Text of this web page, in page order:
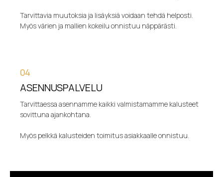
Tarvittavia muutoksia ja lisäyksiä voidaan tehdä helposti.
Myös värien ja mallien kokeilu onnistuu näppärästi.
04
ASENNUSPALVELU
Tarvittaessa asennamme kaikki valmistamamme kalusteet
sovittuna ajankohtana.
Myös pelkkä kalusteiden toimitus asiakkaalle onnistuu.